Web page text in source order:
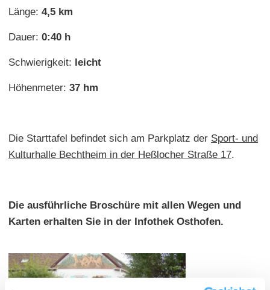
Länge: 4,5 km
Dauer: 0:40 h
Schwierigkeit: leicht
Höhenmeter: 37 hm
Die Starttafel befindet sich am Parkplatz der Sport- und
Kulturhalle Bechtheim in der Heßlocher Straße 17.
Die ausführliche Broschüre mit allen Wegen und
Karten erhalten Sie in der Infothek Osthofen.